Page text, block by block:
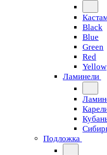
Black
Blue
Green
Red
Yellow
Ламинели
Подложка